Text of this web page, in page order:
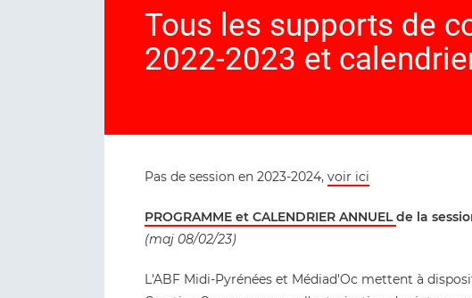
Tous les supports de
2022-2023 et
Pas de session en 2023-2024, voir ici
PROGRAMME et CALENDRIER ANNUELde la
(maj 08/02/23)
L'ABF Midi-Pyrénées et Médiad'Oc mettent à